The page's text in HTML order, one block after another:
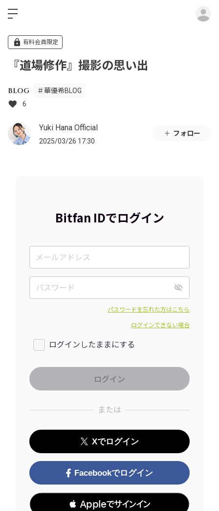
有料会員限定
『道場修作』撮影の思い出
BLOG
＃華優希BLOG
6
Yuki Hana Official
2025/03/26 17:30
フォロー
Bitfan IDでログイン
パスワードを忘れた方はこちら
ログインできない場合
ログインしたままにする
または
Xでログイン
Facebookでログイン
 Appleでサインイン